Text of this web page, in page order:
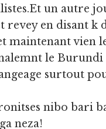
un autre
revey en disant k
maintenant vien
le Burundi
surtout
nibo bari
neza!